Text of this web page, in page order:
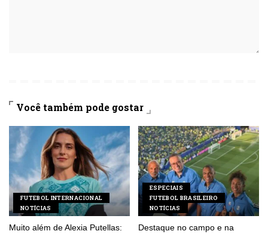
Você também pode gostar
FUTEBOL INTERNACIONAL
NOTÍCIAS
Muito além de Alexia Putellas:
ESPECIAIS
FUTEBOL BRASILEIRO
NOTÍCIAS
Destaque no campo e na